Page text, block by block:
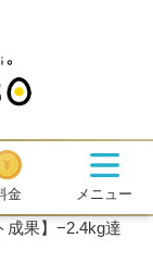
金 メニュー
成果】−2.4kg達